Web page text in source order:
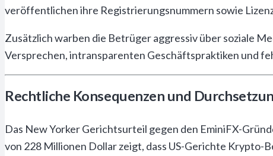
veröffentlichen ihre Registrierungsnummern sowie
Zusätzlich warben die Betrüger aggressiv über soziale
Versprechen, intransparenten Geschäftspraktiken und
Rechtliche Konsequenzen und
Das New Yorker Gerichtsurteil gegen den EminiFX-
von 228 Millionen Dollar zeigt, dass US-Gerichte